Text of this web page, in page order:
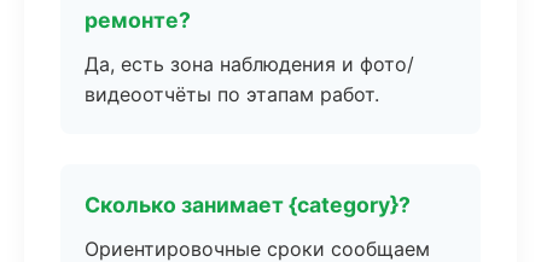
ремонте?
Да, есть зона наблюдения и фото/
видеоотчёты по этапам работ.
Сколько занимает {category}?
Ориентировочные сроки сообщаем